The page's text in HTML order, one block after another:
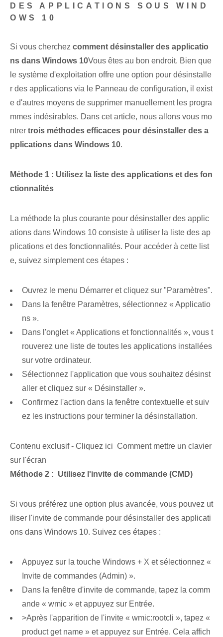
DES APPLICATIONS SOUS WIND
OWS 10
Si vous cherchez comment désinstaller des applicatio
ns dans Windows 10Vous êtes au bon endroit. Bien que
le système d'exploitation offre une option pour désinstalle
r des applications via le Panneau de configuration, il exist
e d'autres moyens de supprimer manuellement les progra
mmes indésirables. Dans cet article, nous allons vous mo
ntrer trois méthodes efficaces pour désinstaller des a
pplications dans Windows 10.
Méthode 1 : ⁢Utilisez la liste des applications et des fon
ctionnalités
La méthode la plus courante⁣ pour désinstaller des applic
ations dans ‍Windows‌ 10 consiste à utiliser la liste des ap
plications ⁣et des fonctionnalités. Pour accéder à cette list
e, suivez simplement ces étapes :
Ouvrez le menu Démarrer et cliquez sur "Paramètres".
Dans⁤ la fenêtre Paramètres, sélectionnez « Applicatio
ns ».
Dans l'onglet « Applications et fonctionnalités », vous t
rouverez une liste de toutes les applications installées
sur votre ordinateur.
Sélectionnez l'application⁤ que vous souhaitez désinst
aller et cliquez sur « Désinstaller ».
Confirmez l'action dans la fenêtre contextuelle et suiv
ez les instructions pour terminer la désinstallation.
Contenu exclusif - Cliquez ici Comment mettre un clavier
sur l'écran
Méthode 2 : ‍ Utilisez l'invite de commande ⁢(CMD)
Si vous préférez une option plus avancée, vous pouvez ut
iliser l'invite de commande pour désinstaller des applicati
ons dans Windows 10. Suivez ces étapes :
Appuyez sur la touche Windows + ‍X et sélectionnez «
Invite de commandes (Admin) ».
Dans la fenêtre d'invite de commande, tapez la comm
ande « wmic » et appuyez sur Entrée.
>Après l'apparition de l'invite « wmic:rootcli », tapez «
product get name » et appuyez sur Entrée. Cela affich